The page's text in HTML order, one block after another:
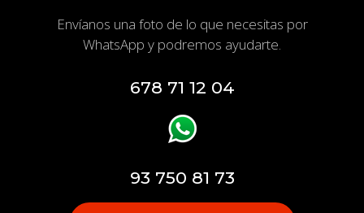
Envíanos una foto de lo que necesitas por
WhatsApp y podremos ayudarte.
678 71 12 04
93 750 81 73